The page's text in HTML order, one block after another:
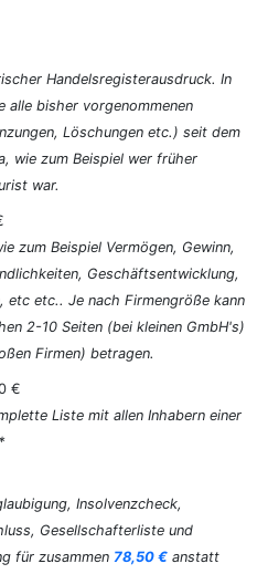
Handelsregisterausdruck. In
alle bisher vorgenommenen
Löschungen etc.) seit dem
wie zum Beispiel wer früher
war.
zum Beispiel Vermögen, Gewinn,
Geschäftsentwicklung,
etc etc.. Je nach Firmengröße kann
2-10 Seiten (bei kleinen GmbH's)
Firmen) betragen.
€
Liste mit allen Inhabern einer
Insolvenzcheck,
Gesellschafterliste und
für zusammen 78,50 € anstatt